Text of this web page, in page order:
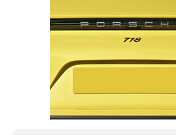
Porsche informatie